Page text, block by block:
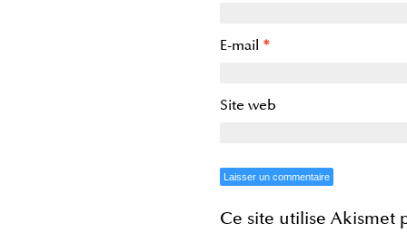
E-mail *
Site web
Ce site utilise Akismet